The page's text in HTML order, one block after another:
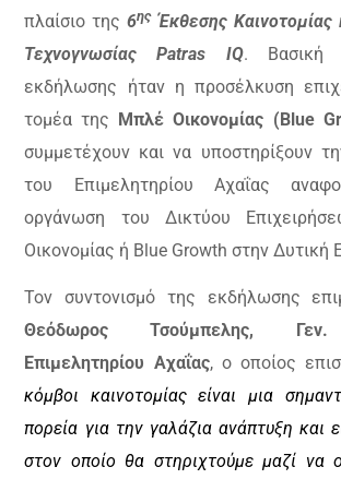
πλαίσιο της6ηςΈκθεσης
ΤεχνογνωσίαςPatras IQ. Βασική
εκδήλωσης ήταν η προσέλκυση
τομέα της Μπλέ Οικονομίας (Blue
συμμετέχουν και να υποστηρίξουν
του Επιμελητηρίου Αχαΐας
οργάνωση του Δικτύου
Οικονομίας ή Blue Growth στην Δυτική
Τον συντονισμό της εκδήλωσης
Θεόδωρος Τσούμπελης, Γεν.
Επιμελητηρίου Αχαΐας, ο οποίος
κόμβοι καινοτομίας είναι μια
πορεία για την γαλάζια ανάπτυξη και
στον οποίο θα στηριχτούμε μαζί να